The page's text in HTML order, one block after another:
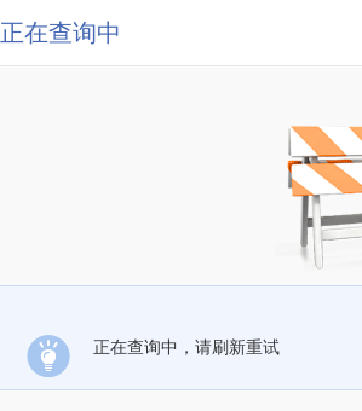
正在查询中
正在查询中，请刷新重试